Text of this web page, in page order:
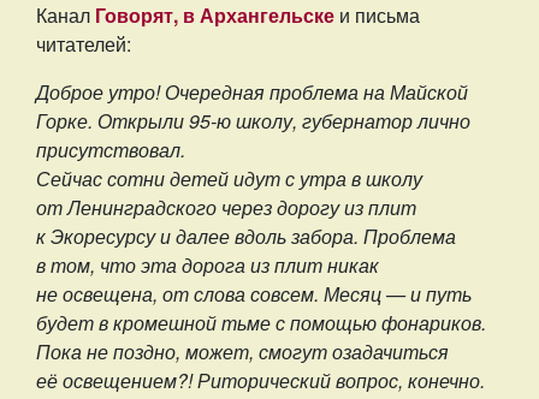
Канал Говорят, в Архангельске и письма
читателей:
Доброе утро! Очередная проблема на Майской
Горке. Открыли 95-ю школу, губернатор лично
присутствовал.
Сейчас сотни детей идут с утра в школу
от Ленинградского через дорогу из плит
к Экоресурсу и далее вдоль забора. Проблема
в том, что эта дорога из плит никак
не освещена, от слова совсем. Месяц — и путь
будет в кромешной тьме с помощью фонариков.
Пока не поздно, может, смогут озадачиться
её освещением?! Риторический вопрос, конечно.